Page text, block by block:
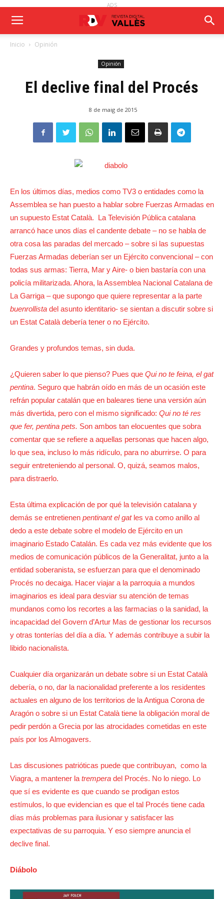
ADS
Inicio Opinión
Opinión
El declive final del Procés
8 de maig de 2015
En los últimos días, medios como TV3 o entidades como la
Assemblea se han puesto a hablar sobre Fuerzas Armadas en
un supuesto Estat Català. La Televisión Pública catalana
arrancó hace unos días el candente debate – no se habla de
otra cosa las paradas del mercado – sobre si las supuestas
Fuerzas Armadas deberían ser un Ejército convencional – con
todas sus armas: Tierra, Mar y Aire- o bien bastaría con una
policía militarizada. Ahora, la Assemblea Nacional Catalana de
La Garriga – que supongo que quiere representar a la parte
buenrollista del asunto identitario- se sientan a discutir sobre si
un Estat Català debería tener o no Ejército.
Grandes y profundos temas, sin duda.
¿Quieren saber lo que pienso? Pues que Qui no te feina, el gat
pentina. Seguro que habrán oído en más de un ocasión este
refrán popular catalán que en baleares tiene una versión aún
más divertida, pero con el mismo significado: Qui no té res
que fer, pentina pets. Son ambos tan elocuentes que sobra
comentar que se refiere a aquellas personas que hacen algo,
lo que sea, incluso lo más ridículo, para no aburrirse. O para
seguir entreteniendo al personal. O, quizá, seamos malos,
para distraerlo.
Esta última explicación de por qué la televisión catalana y
demás se entretienen pentinant el gatles va como anillo al
dedo a este debate sobre el modelo de Ejército en un
imaginario Estado Catalán. Es cada vez más evidente que los
medios de comunicación públicos de la Generalitat, junto a la
entidad soberanista, se esfuerzan para que el denominado
Procés no decaiga. Hacer viajar a la parroquia a mundos
imaginarios es ideal para desviar su atención de temas
mundanos como los recortes a las farmacias o la sanidad, la
incapacidad del Govern d’Artur Mas de gestionar los recursos
y otras tonterías del día a día. Y además contribuye a subir la
libido nacionalista.
Cualquier día organizarán un debate sobre si un Estat Català
debería, o no, dar la nacionalidad preferente a los residentes
actuales en alguno de los territorios de la Antigua Corona de
Aragón o sobre si un Estat Català tiene la obligación moral de
pedir perdón a Grecia por las atrocidades cometidas en este
país por los Almogavers.
Las discusiones patrióticas puede que contribuyan, como la
Viagra, a mantener la trempera del Procés. No lo niego. Lo
que sí es evidente es que cuando se prodigan estos
estímulos, lo que evidencian es que el tal Procés tiene cada
días más problemas para ilusionar y satisfacer las
expectativas de su parroquia. Y eso siempre anuncia el
declive final.
Diábolo